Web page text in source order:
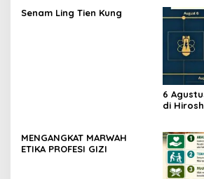
Senam Ling Tien Kung
6
di
MENGANGKAT MARWAH
ETIKA PROFESI GIZI